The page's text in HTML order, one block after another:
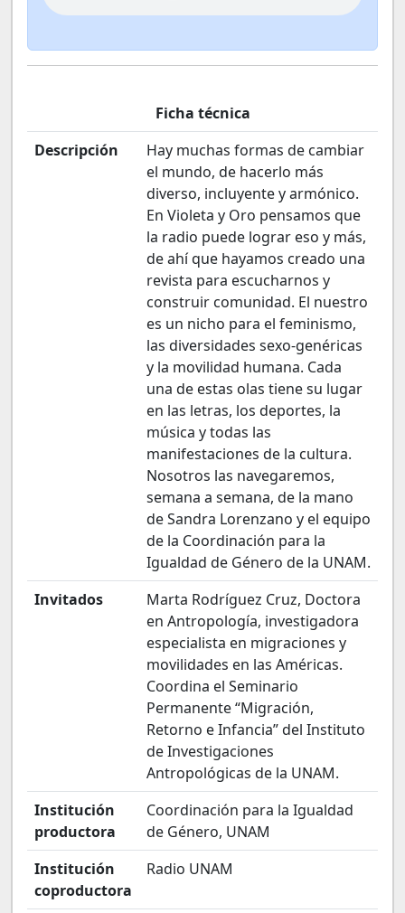
Ficha técnica
Descripción
Hay muchas formas de cambiar
el mundo, de hacerlo más
diverso, incluyente y armónico.
En Violeta y Oro pensamos que
la radio puede lograr eso y más,
de ahí que hayamos creado una
revista para escucharnos y
construir comunidad. El nuestro
es un nicho para el feminismo,
las diversidades sexo-genéricas
y la movilidad humana. Cada
una de estas olas tiene su lugar
en las letras, los deportes, la
música y todas las
manifestaciones de la cultura.
Nosotros las navegaremos,
semana a semana, de la mano
de Sandra Lorenzano y el equipo
de la Coordinación para la
Igualdad de Género de la UNAM.
Invitados
Marta Rodríguez Cruz, Doctora
en Antropología, investigadora
especialista en migraciones y
movilidades en las Américas.
Coordina el Seminario
Permanente “Migración,
Retorno e Infancia” del Instituto
de Investigaciones
Antropológicas de la UNAM.
Institución
productora
Coordinación para la Igualdad
de Género, UNAM
Institución
coproductora
Radio UNAM